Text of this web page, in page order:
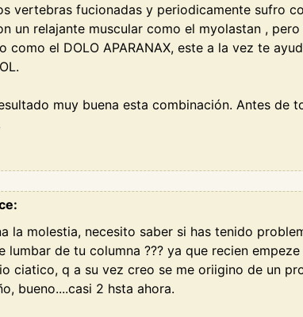
vertebras fucionadas y periodicamente sufro
un relajante muscular como el myolastan ,
como el DOLO APARANAX, este a la vez te
muy buena esta combinación. Antes de
la molestia, necesito saber si has tenido
lumbar de tu columna ??? ya que recien
ciatico, q a su vez creo se me oriigino de un
bueno....casi 2 hsta ahora.